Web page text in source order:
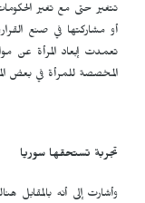
تتغير حتى مع تغير
أو مشاركتها في صنع
تعمدت إبعاد المرأة عن
المخصصة للمرأة في بعض
تجربة تستحقها سوريا
وأشارت إلى أنه بالمقابل